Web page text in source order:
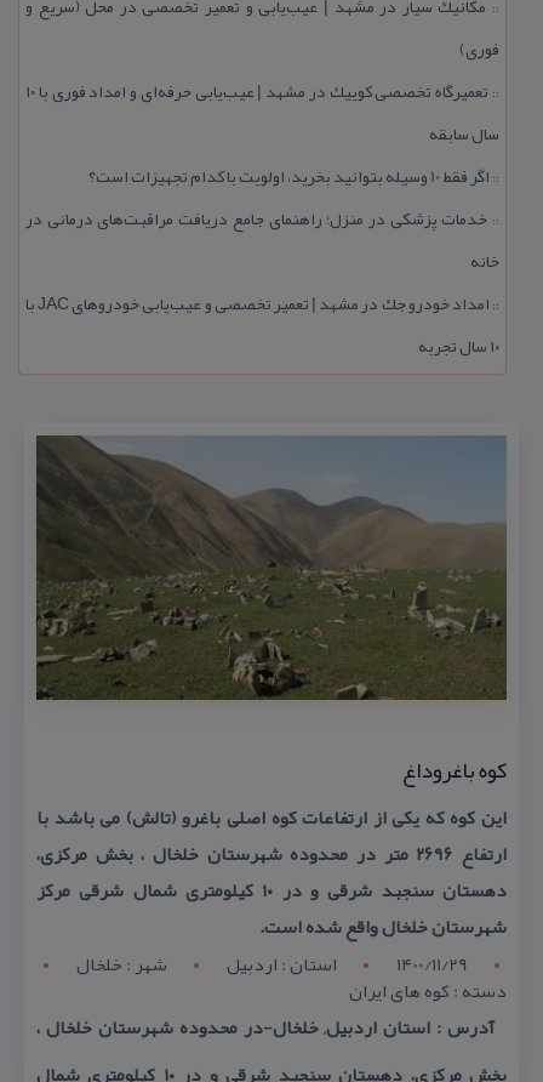
::
فوری)
::
تعمیرگاه تخصصی كوییك در مشهد | عیب‌یابی حرفه‌ای و امداد فوری با ۱۰
سال سابقه
:: اگر فقط 10 وسیله بتوانید بخرید، اولویت با كدام تجهیزات است؟
:: خدمات پزشكی در منزل؛ راهنمای جامع دریافت مراقبت‌های درمانی در
خانه
::
امداد خودرو جك در مشهد | تعمیر تخصصی و عیب‌یابی خودروهای JAC با
۱۰ سال تجربه
كوه باغروداغ
این كوه كه یكی از ارتفاعات كوه اصلی باغرو (تالش) می باشد با
ارتفاع ۲۶۹۶ متر در محدوده شهرستان خلخال ، بخش مركزی،
دهستان سنجبد شرقی و در ۱۰ كیلومتری شمال شرقی مركز
شهرستان خلخال واقع شده است.
1400/11/29
استان : اردبيل شهر : خلخال
دسته : كوه های ایران
آدرس : استان اردبیل, خلخال-در محدوده شهرستان خلخال ،